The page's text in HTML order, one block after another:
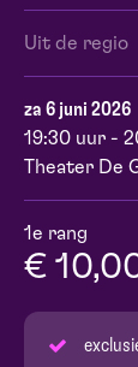
Uit de regio
za 6 juni 2026
19:30 uur -
Theater De
1e rang
€